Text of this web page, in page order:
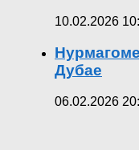
10.02.2026
Дубае
06.02.2026